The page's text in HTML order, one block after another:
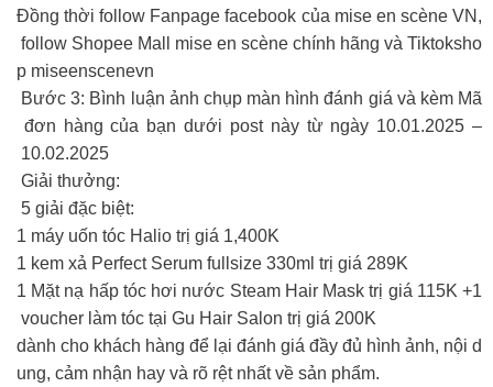
Đồng thời follow Fanpage facebook của mise en scène VN,
follow Shopee Mall mise en scène chính hãng và Tiktoksho
p miseenscenevn
Bước 3: Bình luận ảnh chụp màn hình đánh giá và kèm Mã
đơn hàng của bạn dưới post này từ ngày 10.01.2025 –
10.02.2025
Giải thưởng:
5 giải đặc biệt:
1 máy uốn tóc Halio trị giá 1,400K
1 kem xả Perfect Serum fullsize 330ml trị giá 289K
1 Mặt nạ hấp tóc hơi nước Steam Hair Mask trị giá 115K +1
voucher làm tóc tại Gu Hair Salon trị giá 200K
dành cho khách hàng để lại đánh giá đầy đủ hình ảnh, nội d
ung, cảm nhận hay và rõ rệt nhất về sản phẩm.